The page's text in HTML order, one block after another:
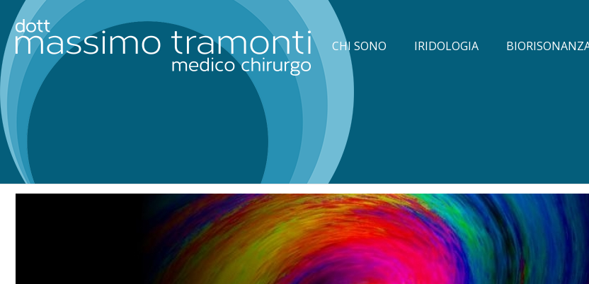
CHI SONO IRIDOLOGIA
Tag Archives for: "OMS"